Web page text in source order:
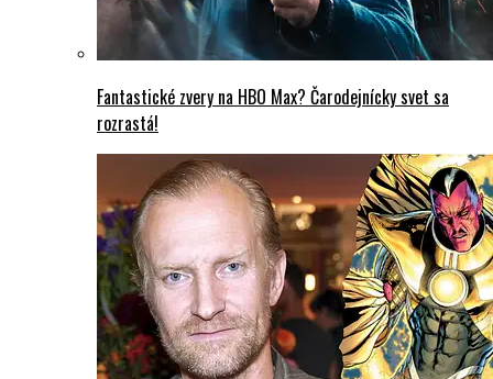
Fantastické zvery na HBO Max? Čarodejnícky svet sa
rozrastá!